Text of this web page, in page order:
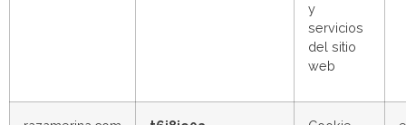
y
servicios
del sitio
web